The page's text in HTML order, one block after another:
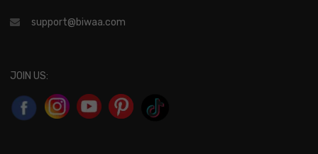
support@biwaa.com
JOIN US: